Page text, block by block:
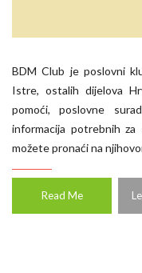
BDM Club je poslovni
Istre, ostalih dijelova
pomoći, poslovne
informacija potrebnih za
možete pronaći na
Read Me